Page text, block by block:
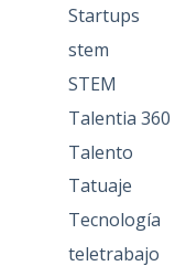
Startups
stem
STEM
Talentia 360
Talento
Tatuaje
Tecnología
teletrabajo